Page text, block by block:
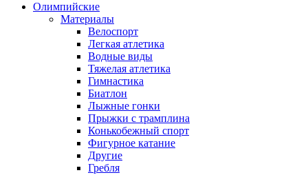
Олимпийские
Материалы
Велоспорт
Легкая атлетика
Водные виды
Тяжелая атлетика
Гимнастика
Биатлон
Лыжные гонки
Прыжки с трамплина
Конькобежный спорт
Фигурное катание
Другие
Гребля